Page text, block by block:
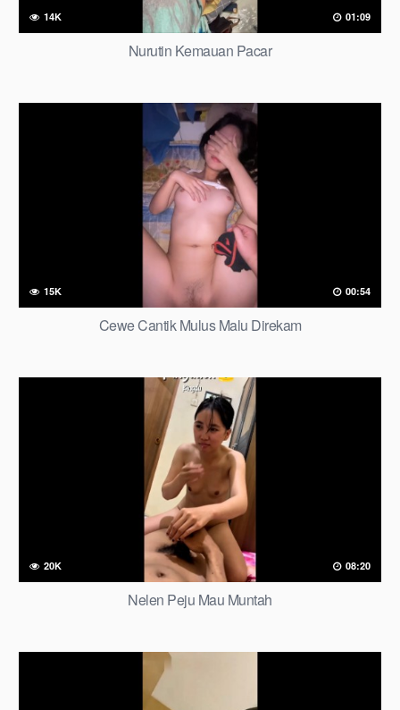
14K 01:09
Nurutin Kemauan Pacar
15K 00:54
Cewe Cantik Mulus Malu Direkam
20K 08:20
Nelen Peju Mau Muntah